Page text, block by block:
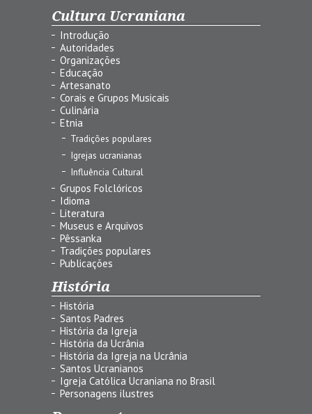
Cultura Ucraniana
Introdução
Autoridades
Organizações
Educação
Artesanato
Corais e Grupos Musicais
Culinária
Etnia
Tradições populares
Igrejas ucranianas
Influência Cultural
Grupos Folclóricos
Idioma
Literatura
Museus e Arquivos
Pêssanka
Tradições populares
Publicações
História
História
Santos Padres
História da Igreja
História da Ucrânia
História da Igreja na Ucrânia
Santos Ucranianos
Igreja Católica Ucraniana no Brasil
Personagens ilustres